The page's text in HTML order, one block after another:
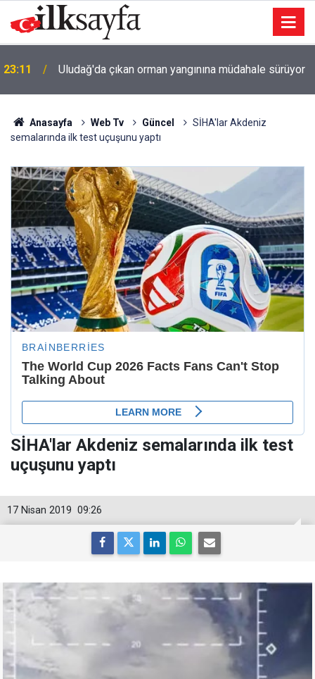
23:11 Uludağ'da çıkan orman yangınına müdahale sürüyor
Anasayfa Web Tv Güncel
SİHA'lar Akdeniz
semalarında ilk test uçuşunu yaptı
SİHA'lar Akdeniz semalarında ilk test
uçuşunu yaptı
09:26
17 Nisan 2019